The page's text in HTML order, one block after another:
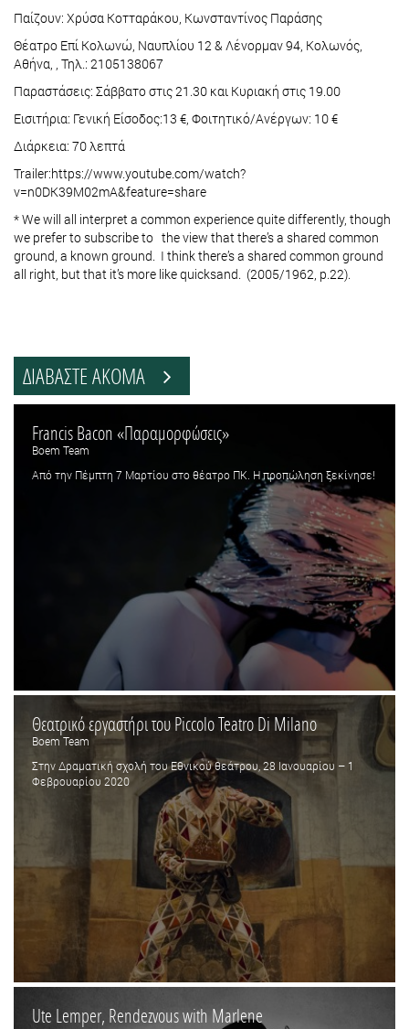
Παίζουν: Χρύσα Κοτταράκου, Κωνσταντίνος Παράσης
Θέατρο Επί Κολωνώ, Ναυπλίου 12 & Λένορμαν 94, Κολωνός,
Αθήνα, , Τηλ.: 2105138067
Παραστάσεις: Σάββατο στις 21.30 και Κυριακή στις 19.00
Εισιτήρια: Γενική Είσοδος:13 €, Φοιτητικό/Ανέργων: 10 €
Διάρκεια: 70 λεπτά
Trailer:https://www.youtube.com/watch?
v=n0DK39M02mA&feature=share
* We will all interpret a common experience quite differently, though
we prefer to subscribe to the view that there’s a shared common
ground, a known ground. I think there’s a shared common ground
all right, but that it’s more like quicksand. (2005/1962, p.22).
ΔΙΑΒΑΣΤΕ ΑΚΟΜΑ
Francis Bacon «Παραμορφώσεις»
Boem Team
Από την Πέμπτη 7 Μαρτίου στο θέατρο ΠΚ. Η προπώληση ξεκίνησε!
Θεατρικό εργαστήρι του Piccolo Teatro Di Milano
Boem Team
Στην Δραματική σχολή του Εθνικού θεάτρου, 28 Ιανουαρίου – 1
Φεβρουαρίου 2020
Ute Lemper, Rendezvous with Marlene